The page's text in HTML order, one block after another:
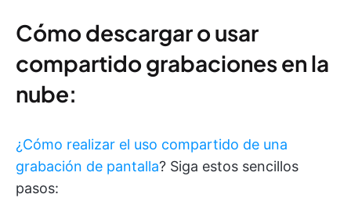
Cómo descargar o usar
compartido grabaciones en la
nube:
¿Cómo realizar el uso compartido de una
grabación de pantalla? Siga estos sencillos
pasos: